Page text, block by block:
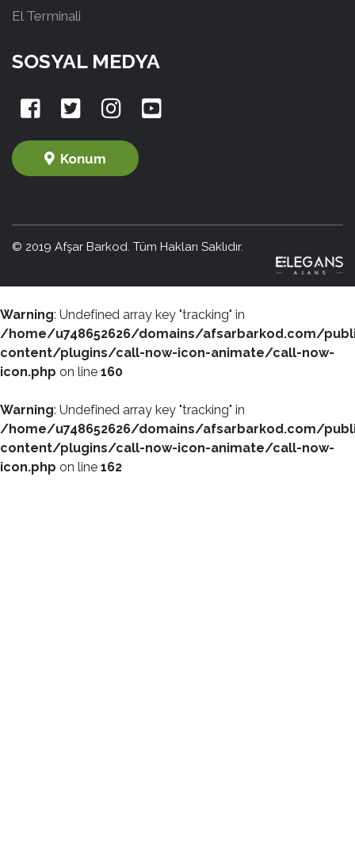
El Terminali
SOSYAL MEDYA
Konum
© 2019 Afşar Barkod. Tüm Hakları Saklıdır.
Warning: Undefined array key "tracking" in
/home/u748652626/domains/afsarbarkod.com/
content/plugins/call-now-icon-animate/call-now-
icon.php on line 160
Warning: Undefined array key "tracking" in
/home/u748652626/domains/afsarbarkod.com/
content/plugins/call-now-icon-animate/call-now-
icon.php on line 162